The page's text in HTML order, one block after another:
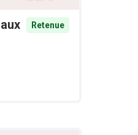
Retenue